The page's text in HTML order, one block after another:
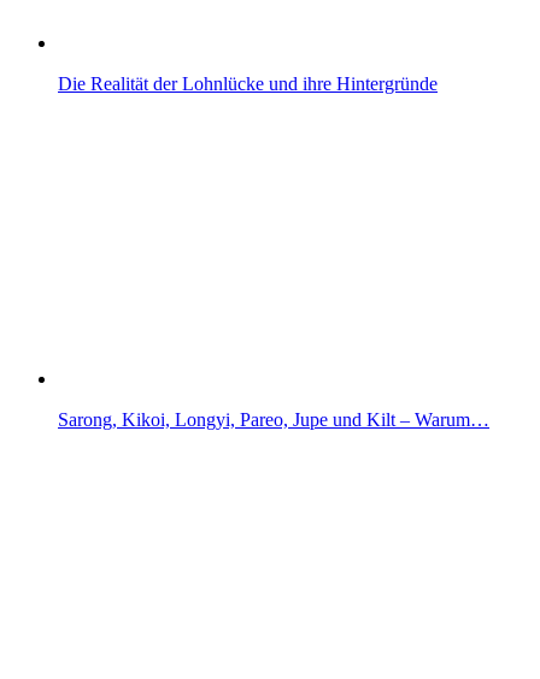
Die Realität der Lohnlücke und ihre Hintergründe
Sarong, Kikoi, Longyi, Pareo, Jupe und Kilt – Warum…